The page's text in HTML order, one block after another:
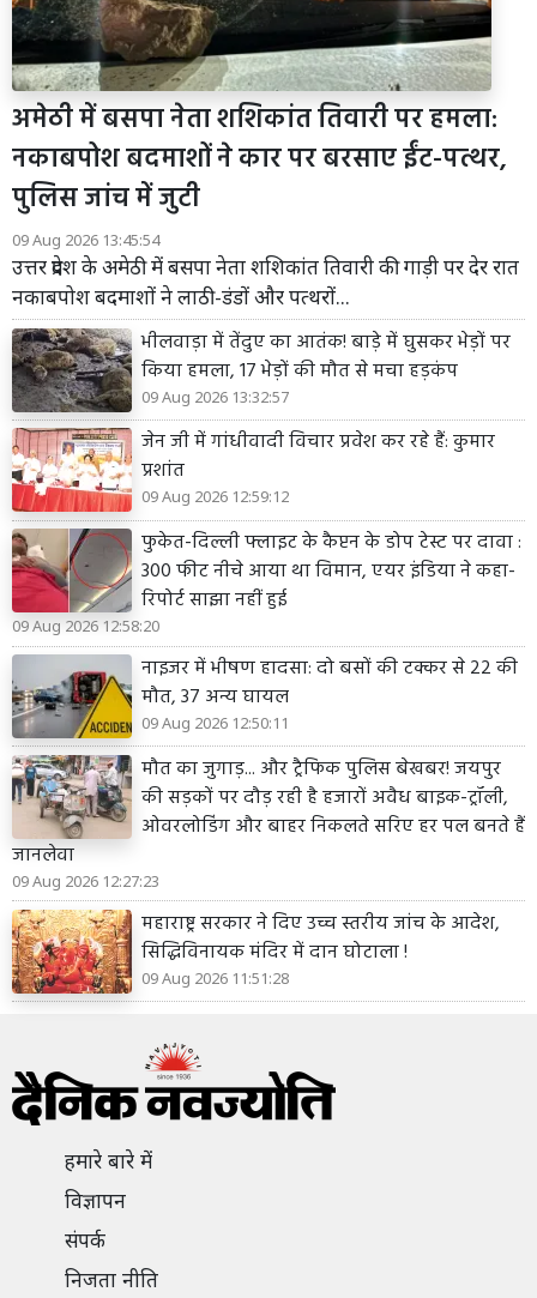
अमेठी में बसपा नेता शशिकांत तिवारी पर हमला:
नकाबपोश बदमाशों ने कार पर बरसाए ईंट-पत्थर,
पुलिस जांच में जुटी
09 Aug 2026 13:45:54
उत्तर प्रदेश के अमेठी में बसपा नेता शशिकांत तिवारी की गाड़ी पर देर रात
नकाबपोश बदमाशों ने लाठी-डंडों और पत्थरों...
भीलवाड़ा में तेंदुए का आतंक! बाड़े में घुसकर भेड़ों पर
किया हमला, 17 भेड़ों की मौत से मचा हड़कंप
09 Aug 2026 13:32:57
जेन जी में गांधीवादी विचार प्रवेश कर रहे हैं: कुमार
प्रशांत
09 Aug 2026 12:59:12
फुकेत-दिल्ली फ्लाइट के कैप्टन के डोप टेस्ट पर दावा :
300 फीट नीचे आया था विमान, एयर इंडिया ने कहा-
रिपोर्ट साझा नहीं हुई
09 Aug 2026 12:58:20
नाइजर में भीषण हादसा: दो बसों की टक्कर से 22 की
मौत, 37 अन्य घायल
09 Aug 2026 12:50:11
मौत का जुगाड़... और ट्रैफिक पुलिस बेखबर! जयपुर
की सड़कों पर दौड़ रही है हजारों अवैध बाइक-ट्रॉली,
ओवरलोडिंग और बाहर निकलते सरिए हर पल बनते हैं
जानलेवा
09 Aug 2026 12:27:23
महाराष्ट्र सरकार ने दिए उच्च स्तरीय जांच के आदेश,
सिद्धिविनायक मंदिर में दान घोटाला !
09 Aug 2026 11:51:28
हमारे बारे में
विज्ञापन
संपर्क
निजता नीति